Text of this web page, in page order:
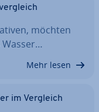
möchten
Mehr lesen
im Vergleich